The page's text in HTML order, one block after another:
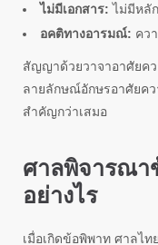
ไม่มีเอกสาร: ไม่มีหลั
อคติทางอารมณ์: คว
สัญญาด้วยวาจาอาศัยค
ลายลักษณ์อักษรอาศัยค
สำคัญกว่าเสมอ
ศาลพิจารณา
อย่างไร
เมื่อเกิดข้อพิพาท ศาลไ